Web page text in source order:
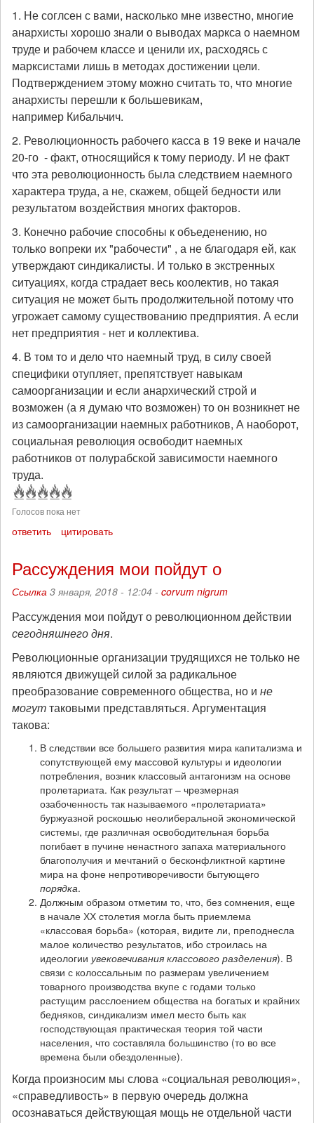
1. Не соглсен с вами, насколько мне известно, многие
анархисты хорошо знали о выводах маркса о наемном
труде и рабочем классе и ценили их, расходясь с
марксистами лишь в методах достижении цели.
Подтверждением этому можно считать то, что многие
анархисты перешли к большевикам,
например Кибальчич.
2. Революционность рабочего касса в 19 веке и начале
20-го - факт, относящийся к тому периоду. И не факт
что эта революционность была следствием наемного
характера труда, а не, скажем, общей бедности или
результатом воздействия многих факторов.
3. Конечно рабочие способны к объеденению, но
только вопреки их "рабочести" , а не благодаря ей, как
утверждают синдикалисты. И только в экстренных
ситуациях, когда страдает весь коолектив, но такая
ситуация не может быть продолжительной потому что
угрожает самому существованию предприятия. А если
нет предприятия - нет и коллектива.
4. В том то и дело что наемный труд, в силу своей
специфики отупляет, препятствует навыкам
самоорганизации и если анархический строй и
возможен (а я думаю что возможен) то он возникнет не
из самоорганизации наемных работников, А наоборот,
социальная революция освободит наемных
работников от полурабской зависимости наемного
труда.
Голосов пока нет
ответить цитировать
Рассуждения мои пойдут о
Ссылка 3 января, 2018 - 12:04 - corvum nigrum
Рассуждения мои пойдут о революционном действии
сегодняшнего дня.
Революционные организации трудящихся не только не
являются движущей силой за радикальное
преобразование современного общества, но и не
могуттаковыми представляться. Аргументация
такова:
В следствии все большего развития мира капитализма и
сопутствующей ему массовой культуры и идеологии
потребления, возник классовый антагонизм на основе
пролетариата. Как результат – чрезмерная
озабоченность так называемого «пролетариата»
буржуазной роскошью неолиберальной экономической
системы, где различная освободительная борьба
погибает в пучине ненастного запаха материального
благополучия и мечтаний о бесконфликтной картине
мира на фоне непротиворечивости бытующего
порядка.
Должным образом отметим то, что, без сомнения, еще
в начале ХХ столетия могла быть приемлема
«классовая борьба» (которая, видите ли, преподнесла
малое количество результатов, ибо строилась на
идеологии увековечивания классового разделения). В
связи с колоссальным по размерам увеличением
товарного производства вкупе с годами только
растущим расслоением общества на богатых и крайних
бедняков, синдикализм имел место быть как
господствующая практическая теория той части
населения, что составляла большинство (то во все
времена были обездоленные).
Когда произносим мы слова «социальная революция»,
«справедливость» в первую очередь должна
осознаваться действующая мощь не отдельной части